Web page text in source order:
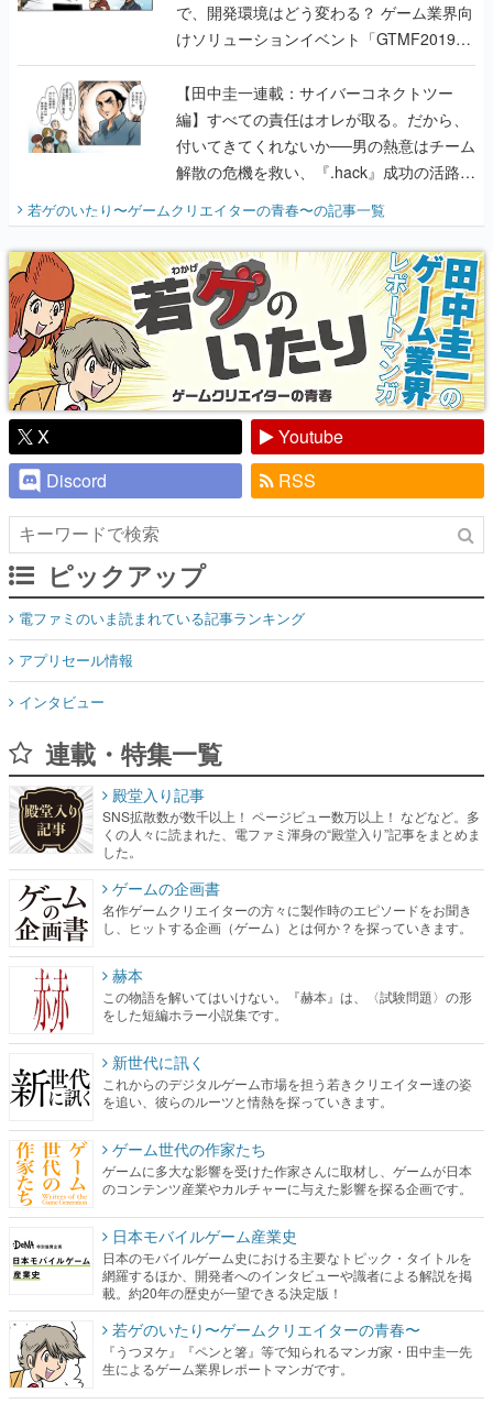
で、開発環境はどう変わる？ ゲーム業界向
けソリューションイベント「GTMF2019」
に行って、より理解を深めよう【PR】
【田中圭一連載：サイバーコネクトツー
編】すべての責任はオレが取る。だから、
付いてきてくれないか──男の熱意はチーム
解散の危機を救い、『.hack』成功の活路を
開く。業界の快男児・松山 洋に流れる血は
『少年ジャンプ』色だった【若ゲのいた
り】
若ゲのいたり〜ゲームクリエイターの青春〜の記事一覧
X
Youtube
Discord
RSS
ピックアップ
電ファミのいま読まれている記事ランキング
アプリセール情報
インタビュー
連載・特集一覧
殿堂入り記事
SNS拡散数が数千以上！ ページビュー数万以上！ などなど。多
くの人々に読まれた、電ファミ渾身の“殿堂入り”記事をまとめま
した。
ゲームの企画書
名作ゲームクリエイターの方々に製作時のエピソードをお聞き
し、ヒットする企画（ゲーム）とは何か？を探っていきます。
赫本
この物語を解いてはいけない。『赫本』は、〈試験問題〉の形
をした短編ホラー小説集です。
新世代に訊く
これからのデジタルゲーム市場を担う若きクリエイター達の姿
を追い、彼らのルーツと情熱を探っていきます。
ゲーム世代の作家たち
ゲームに多大な影響を受けた作家さんに取材し、ゲームが日本
のコンテンツ産業やカルチャーに与えた影響を探る企画です。
日本モバイルゲーム産業史
日本のモバイルゲーム史における主要なトピック・タイトルを
網羅するほか、開発者へのインタビューや識者による解説を掲
載。約20年の歴史が一望できる決定版！
若ゲのいたり〜ゲームクリエイターの青春〜
『うつヌケ』『ペンと箸』等で知られるマンガ家・田中圭一先
生によるゲーム業界レポートマンガです。